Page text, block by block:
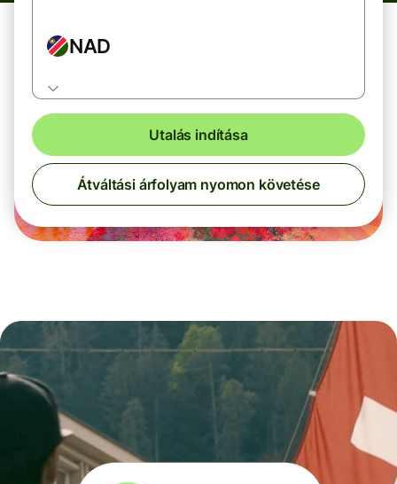
NAD
Utalás indítása
Átváltási árfolyam nyomon követése